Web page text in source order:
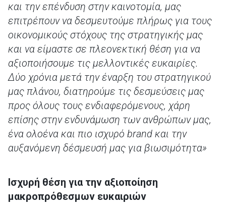
και την επένδυση στην καινοτομία, μας
επιτρέπουν να δεσμευτούμε πλήρως για τους
οικονομικούς στόχους της στρατηγικής μας
και να είμαστε σε πλεονεκτική θέση για να
αξιοποιήσουμε τις μελλοντικές ευκαιρίες.
Δύο χρόνια μετά την έναρξη του στρατηγικού
μας πλάνου, διατηρούμε τις δεσμεύσεις μας
προς όλους τους ενδιαφερόμενους, χάρη
επίσης στην ενδυνάμωση των ανθρώπων μας,
ένα ολοένα και πιο ισχυρό brand και την
αυξανόμενη δέσμευσή μας για βιωσιμότητα»
Ισχυρή θέση για την αξιοποίηση
μακροπρόθεσμων ευκαιριών